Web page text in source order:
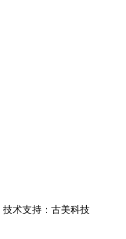
技术支持：古美科技